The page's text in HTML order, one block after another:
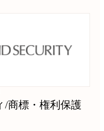
/商標・権利保護